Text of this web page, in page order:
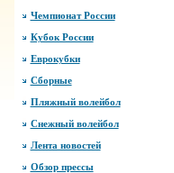
Чемпионат России
Кубок России
Еврокубки
Сборные
Пляжный волейбол
Снежный волейбол
Лента новостей
Обзор прессы